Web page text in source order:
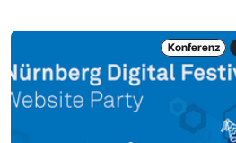
Konferenz